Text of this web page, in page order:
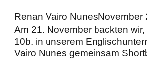
Renan Vairo NunesNovember
Am 21. November backten
10b, in unserem
Vairo Nunes gemeinsam